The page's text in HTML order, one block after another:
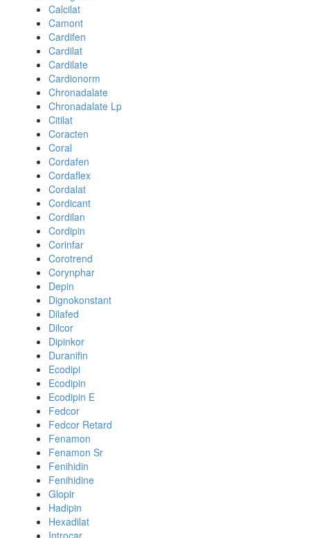
Calcilat
Camont
Cardifen
Cardilat
Cardilate
Cardionorm
Chronadalate
Chronadalate Lp
Citilat
Coracten
Coral
Cordafen
Cordaflex
Cordalat
Cordicant
Cordilan
Cordipin
Corinfar
Corotrend
Corynphar
Depin
Dignokonstant
Dilafed
Dilcor
Dipinkor
Duranifin
Ecodipi
Ecodipin
Ecodipin E
Fedcor
Fedcor Retard
Fenamon
Fenamon Sr
Fenihidin
Fenihidine
Glopir
Hadipin
Hexadilat
Introcar